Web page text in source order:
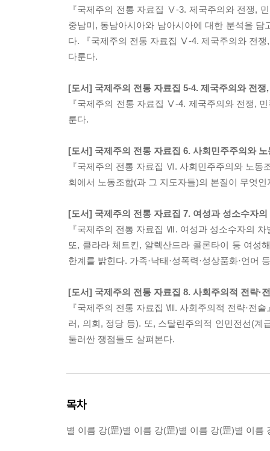
『국제주의 전통 자료집 Ⅴ-3. 제국주의와 전쟁,
중남미, 동남아시아와 남아시아에 대한 분석을
다. 『국제주의 전통 자료집 Ⅴ-4. 제국주의와 전
다룬다.
[도서] 국제주의 전통 자료집 5-4. 제국주의와 전쟁
『국제주의 전통 자료집 Ⅴ-4. 제국주의와 전쟁,
룬다.
[도서] 국제주의 전통 자료집 6. 사회민주주의와 노
『국제주의 전통 자료집 Ⅵ. 사회민주주의와 노
회에서 노동조합(과 그 지도자들)의 본질이 무엇
[도서] 국제주의 전통 자료집 7. 여성과 성소수자
『국제주의 전통 자료집 Ⅶ. 여성과 성소수자의
또, 클라라 체트킨, 알렉산드라 콜론타이 등 여성
한계를 밝힌다. 가족·낙태·성폭력·성상품화·언어
[도서] 국제주의 전통 자료집 8. 사회주의적 전략·
『국제주의 전통 자료집 Ⅷ. 사회주의적 전략·전
러, 의회, 정당 등). 또, 스탈린주의적 인민전선(
둘러싼 쟁점들도 살펴본다.
목차
별 이름 강(罡)별 이름 강(罡)별 이름 강(罡)별 이